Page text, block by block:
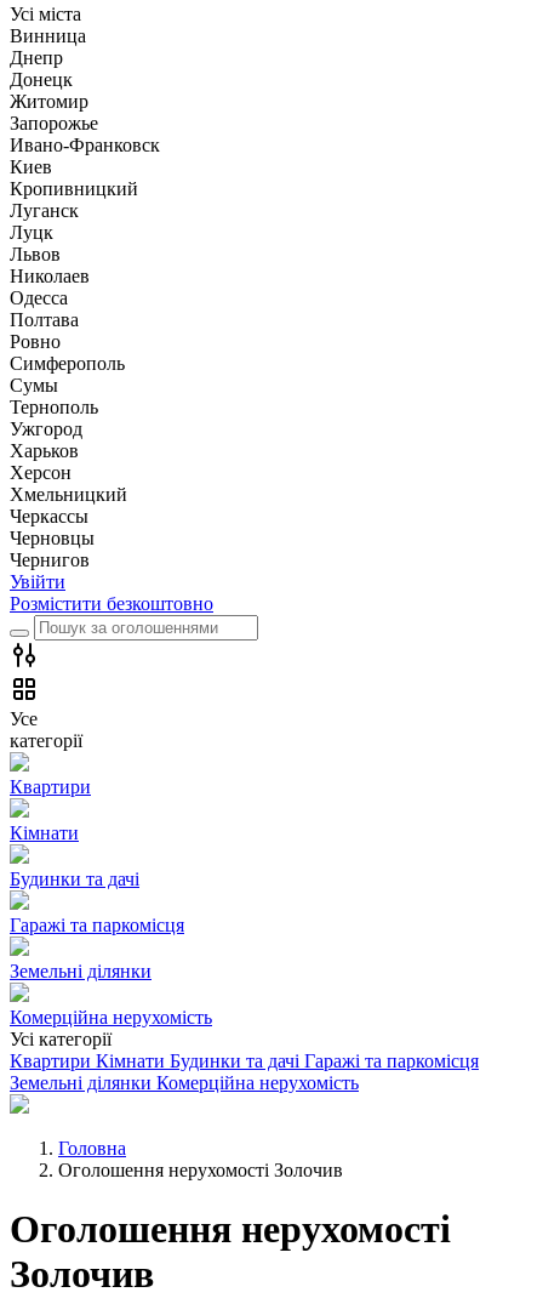
Усі міста
Винница
Днепр
Донецк
Житомир
Запорожье
Ивано-Франковск
Киев
Кропивницкий
Луганск
Луцк
Львов
Николаев
Одесса
Полтава
Ровно
Симферополь
Сумы
Тернополь
Ужгород
Харьков
Херсон
Хмельницкий
Черкассы
Чернoвцы
Чернигов
Увійти
Розмістити безкоштовно
Усе
категорії
Квартири
Кімнати
Будинки та дачі
Гаражі та паркомісця
Земельні ділянки
Комерційна нерухомість
Усі категорії
Квартири Кімнати Будинки та дачі Гаражі та паркомісця
Земельні ділянки Комерційна нерухомість
Головна
Оголошення нерухомості Золочив
Оголошення нерухомості
Золочив